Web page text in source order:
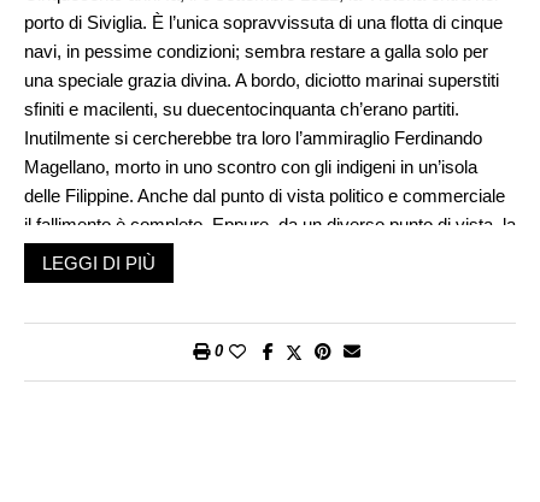
porto di Siviglia. È l’unica sopravvissuta di una flotta di cinque
navi, in pessime condizioni; sembra restare a galla solo per
una speciale grazia divina. A bordo, diciotto marinai superstiti
sfiniti e macilenti, su duecentocinquanta ch’erano partiti.
Inutilmente si cercherebbe tra loro l’ammiraglio Ferdinando
Magellano, morto in uno scontro con gli indigeni in un’isola
delle Filippine. Anche dal punto di vista politico e commerciale
il fallimento è completo. Eppure, da un diverso punto di vista, la
Victoria ha portato a termine una delle più grandi imprese
dell’umanità: in due anni, undici mesi e diciassette giorni ha
scoperto e attraversato lo stretto di Magellano, la via di
LEGGI DI PIÙ
0